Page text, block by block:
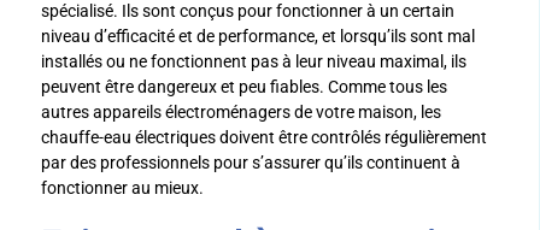
spécialisé. Ils sont conçus pour fonctionner à un certain
niveau d’efficacité et de performance, et lorsqu’ils sont mal
installés ou ne fonctionnent pas à leur niveau maximal, ils
peuvent être dangereux et peu fiables. Comme tous les
autres appareils électroménagers de votre maison, les
chauffe-eau électriques doivent être contrôlés régulièrement
par des professionnels pour s’assurer qu’ils continuent à
fonctionner au mieux.